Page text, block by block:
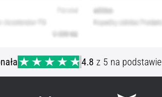
4.8 z 5 na podstawie